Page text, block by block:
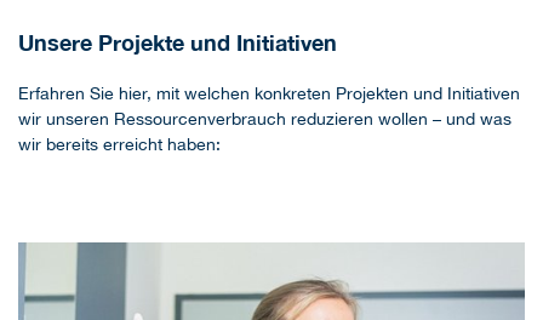
Unsere Projekte und Initiativen
Erfahren Sie hier, mit welchen konkreten Projekten und Initiativen
wir unseren Ressourcenverbrauch reduzieren wollen – und was
wir bereits erreicht haben: